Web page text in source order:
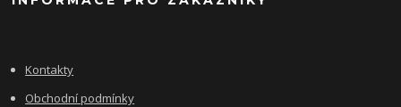
Kontakty
Obchodní podmínky